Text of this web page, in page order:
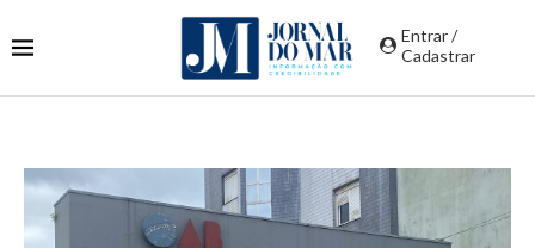
Entrar /
Cadastrar